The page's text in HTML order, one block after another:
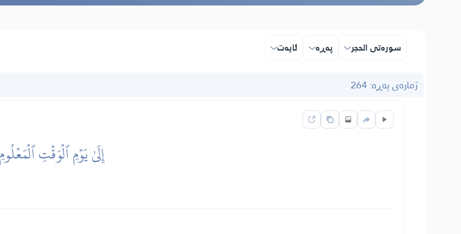
سوره‌تی الحجر پەڕە ئایه‌ت
ژمارەی پەڕە: 264
إِلَىٰ يَوۡمِ ٱلۡوَقۡتِ ٱلۡمَعۡلُومِ